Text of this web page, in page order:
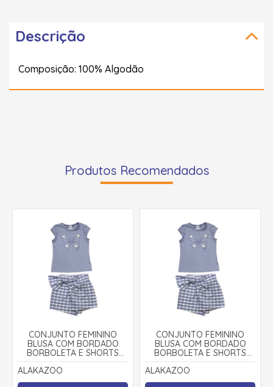
Descrição
Composição: 100% Algodão
Produtos Recomendados
CONJUNTO FEMININO
BLUSA COM BORDADO
BORBOLETA E SHORTS
SAIA A0107 - ALAKAZOO
ALAKAZOO
CONJUNTO FEMININO
BLUSA COM BORDADO
BORBOLETA E SHORTS
SAIA A0107 - ALAKAZOO
ALAKAZOO